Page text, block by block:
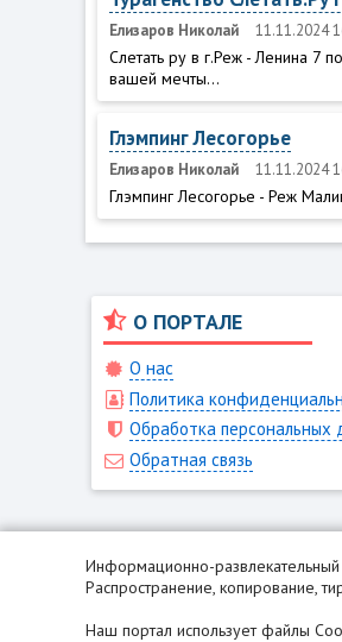
Елизаров Николай 11.11.2024
Слетать ру в г.Реж - Ленина 7
вашей мечты...
Глэмпинг Лесогорье
Елизаров Николай 11.11.2024
Глэмпинг Лесогорье - Реж
О ПОРТАЛЕ
О нас
Политика
Обработка персональных
Обратная связь
Информационно-развлекательный
Распространение, копирование,
Наш портал использует файлы